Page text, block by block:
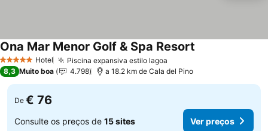
5 Estrelas Hotel Piscina expansiva estilo lagoa
Ona Mar Menor Golf & Spa Resort
8,3 Muito boa 4.798 a 18.2 km de Cala del Pino
De € 76
Consulte os preços de 15 sites Ver preços